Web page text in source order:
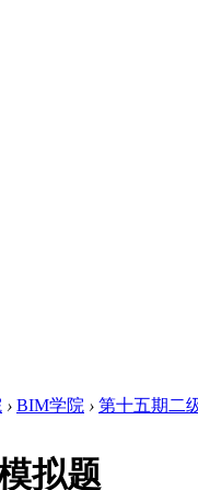
› BIM学院 › 第十五期二
拟题